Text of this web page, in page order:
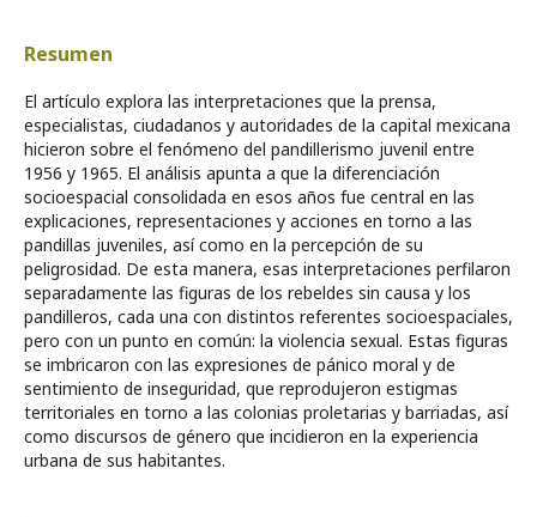
Resumen
El artículo explora las interpretaciones que la prensa,
especialistas, ciudadanos y autoridades de la capital mexicana
hicieron sobre el fenómeno del pandillerismo juvenil entre
1956 y 1965. El análisis apunta a que la diferenciación
socioespacial consolidada en esos años fue central en las
explicaciones, representaciones y acciones en torno a las
pandillas juveniles, así como en la percepción de su
peligrosidad. De esta manera, esas interpretaciones perfilaron
separadamente las figuras de los rebeldes sin causa y los
pandilleros, cada una con distintos referentes socioespaciales,
pero con un punto en común: la violencia sexual. Estas figuras
se imbricaron con las expresiones de pánico moral y de
sentimiento de inseguridad, que reprodujeron estigmas
territoriales en torno a las colonias proletarias y barriadas, así
como discursos de género que incidieron en la experiencia
urbana de sus habitantes.